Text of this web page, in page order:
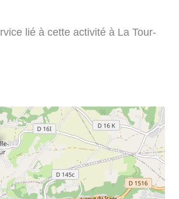
lié à cette activité à La Tour-